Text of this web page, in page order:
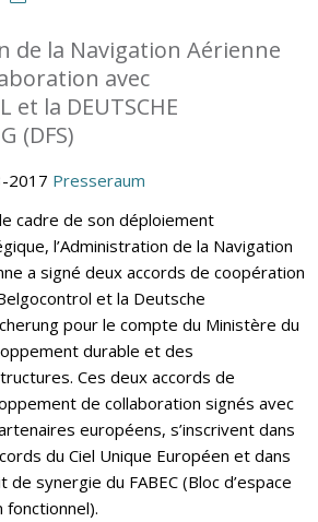
de la Navigation Aérienne
avec
et la DEUTSCHE
(DFS)
2017 Presseraum
cadre de son déploiement
l’Administration de la Navigation
a signé deux accords de coopération
et la Deutsche
pour le compte du Ministère du
durable et des
Ces deux accords de
de collaboration signés avec
européens, s’inscrivent dans
du Ciel Unique Européen et dans
de synergie du FABEC (Bloc d’espace
fonctionnel).